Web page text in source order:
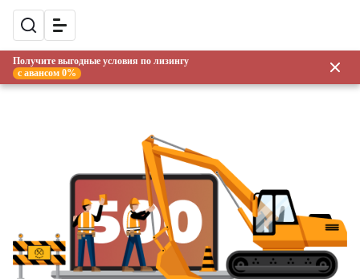
Получите выгодные условия по лизингу
с авансом 0%